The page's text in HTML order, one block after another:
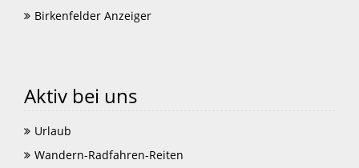
Birkenfelder Anzeiger
Aktiv bei uns
Urlaub
Wandern-Radfahren-Reiten